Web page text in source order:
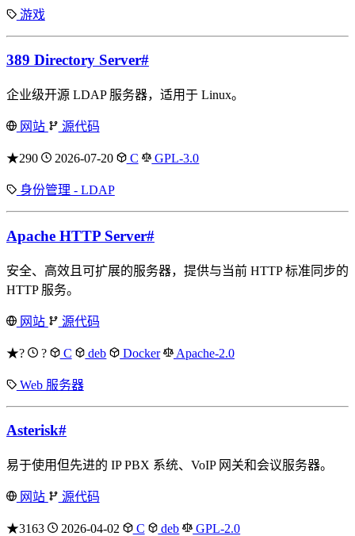
游戏
389 Directory Server#
企业级开源 LDAP 服务器，适用于 Linux。
网站 源代码
★290 2026-07-20 C GPL-3.0
身份管理 - LDAP
Apache HTTP Server#
安全、高效且可扩展的服务器，提供与当前 HTTP 标准同步的
HTTP 服务。
网站 源代码
★? ? C deb Docker Apache-2.0
Web 服务器
Asterisk#
易于使用但先进的 IP PBX 系统、VoIP 网关和会议服务器。
网站 源代码
★3163 2026-04-02 C deb GPL-2.0